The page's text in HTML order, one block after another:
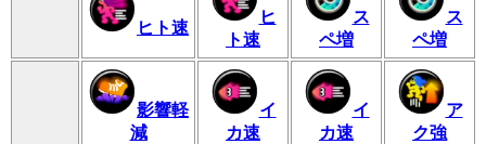
ヒト速
ヒ
ト速
ス
ペ増
ス
ペ増
影響軽
減
イ
カ速
イ
カ速
ア
ク強